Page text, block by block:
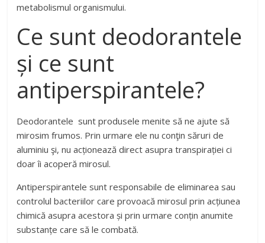
metabolismul organismului.
Ce sunt deodorantele
și ce sunt
antiperspirantele?
Deodorantele sunt produsele menite să ne ajute să
mirosim frumos. Prin urmare ele nu conţin săruri de
aluminiu şi, nu acționează direct asupra transpirației ci
doar îi acoperă mirosul.
Antiperspirantele sunt responsabile de eliminarea sau
controlul bacteriilor care provoacă mirosul prin acțiunea
chimică asupra acestora și prin urmare conțin anumite
substanțe care să le combată.